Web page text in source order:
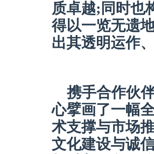
质卓越;同时也
得以一览无遗
出其透明运作
携手合作伙
心擘画了一幅
术支撑与市场
文化建设与诚